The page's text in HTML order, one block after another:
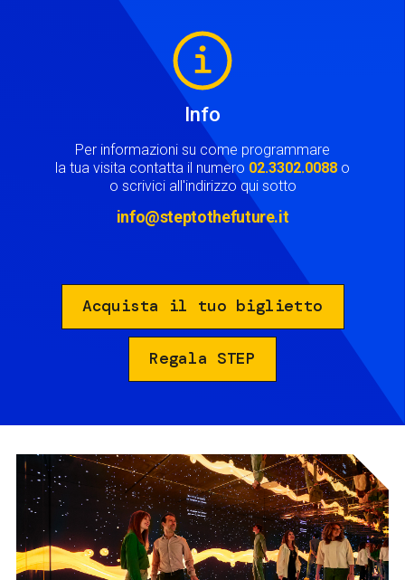
Info
Per informazioni su come programmare
la tua visita contatta il numero 02.3302.0088 o
o scrivici all'indirizzo qui sotto
info@steptothefuture.it
Acquista il tuo biglietto
Regala STEP